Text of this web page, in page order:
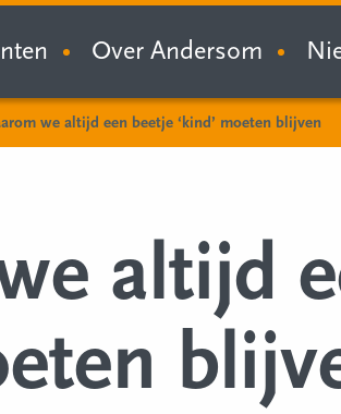
Over Andersom
we altijd een beetje ‘kind’ moeten blijven
altijd